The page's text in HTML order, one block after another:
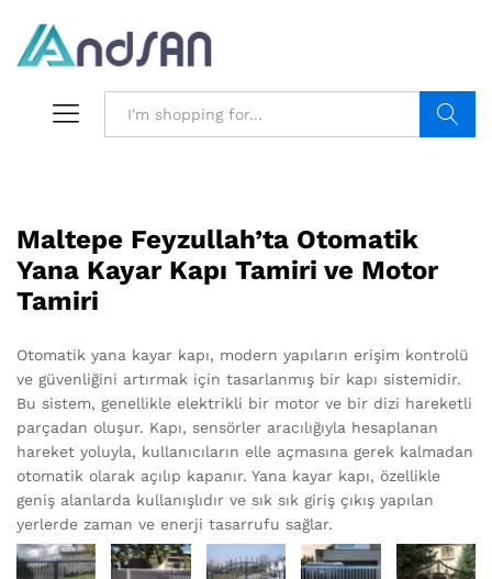
Maltepe Feyzullah’ta Otomatik
Yana Kayar Kapı Tamiri ve Motor
Tamiri
Otomatik yana kayar kapı, modern yapıların erişim kontrolü
ve güvenliğini artırmak için tasarlanmış bir kapı sistemidir.
Bu sistem, genellikle elektrikli bir motor ve bir dizi hareketli
parçadan oluşur. Kapı, sensörler aracılığıyla hesaplanan
hareket yoluyla, kullanıcıların elle açmasına gerek kalmadan
otomatik olarak açılıp kapanır. Yana kayar kapı, özellikle
geniş alanlarda kullanışlıdır ve sık sık giriş çıkış yapılan
yerlerde zaman ve enerji tasarrufu sağlar.